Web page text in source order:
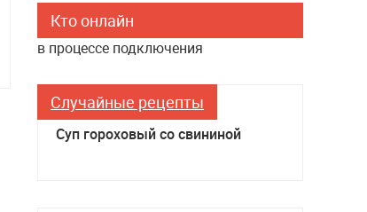
Кто онлайн
в процессе подключения
Случайные рецепты
Первые блюда
Суп гороховый со свининой